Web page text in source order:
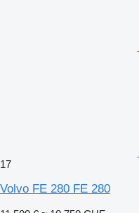
17
Volvo FE 280 FE 280